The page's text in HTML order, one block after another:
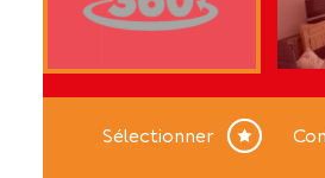
Sélectionner